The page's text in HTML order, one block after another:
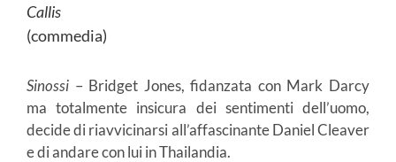
Callis
(commedia)
Sinossi – Bridget Jones, fidanzata con Mark Darcy
ma totalmente insicura dei sentimenti dell’uomo,
decide di riavvicinarsi all’affascinante Daniel Cleaver
e di andare con lui in Thailandia.